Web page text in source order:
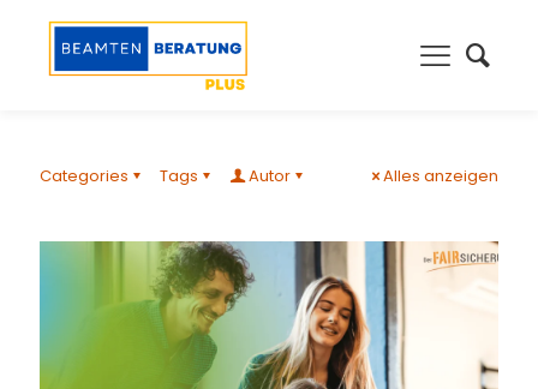
Categories Tags Autor Alles anzeigen